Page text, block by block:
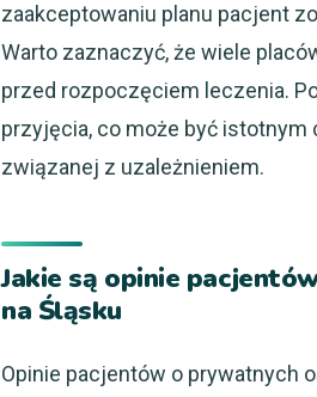
zaakceptowaniu planu pacjent
Warto zaznaczyć, że wiele
przed rozpoczęciem leczenia.
przyjęcia, co może być
związanej z uzależnieniem.
Jakie są opinie
na Śląsku
Opinie pacjentów o prywatnych